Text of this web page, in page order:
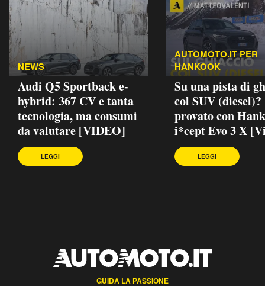
NEWS
Audi Q5 Sportback e-
hybrid: 367 CV e tanta
tecnologia, ma consumi
da valutare [VIDEO]
LEGGI
AUTOMOTO.IT PER
HANKOOK
Su una pista di
col SUV
provato con
i*cept Evo 3 X
LEGGI
GUIDA LA PASSIONE